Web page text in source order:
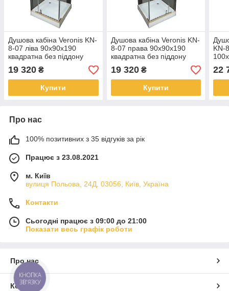
Душова кабіна Veronis KN-
8-07 ліва 90х90х190
квадратна без піддону
19 320 ₴
Купити
Душова кабіна Veronis KN-
8-07 права 90х90х190
квадратна без піддону
19 320₴
Купити
KN-
22
Про нас
100% позитивних з 35 відгуків за рік
Працює з 23.08.2021
м. Київ
вулиця Польова, 24Д, 03056, Київ, Україна
Контакти
Сьогодні працює з 09:00 до 21:00
Показати весь графік роботи
Про нас
Контакти
КНОПКА
ЗВ'ЯЗКУ